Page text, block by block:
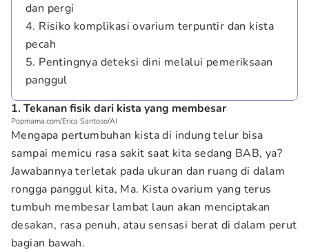
dan pergi
4. Risiko komplikasi ovarium terpuntir dan kista
pecah
5. Pentingnya deteksi dini melalui pemeriksaan
panggul
1. Tekanan fisik dari kista yang membesar
Popmama.com/Erica Santoso/AI
Mengapa pertumbuhan kista di indung telur bisa
sampai memicu rasa sakit saat kita sedang BAB, ya?
Jawabannya terletak pada ukuran dan ruang di dalam
rongga panggul kita, Ma. Kista ovarium yang terus
tumbuh membesar lambat laun akan menciptakan
desakan, rasa penuh, atau sensasi berat di dalam perut
bagian bawah.